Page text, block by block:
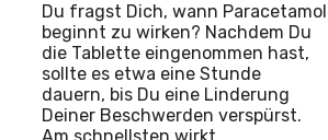
Du fragst Dich, wann Paracetamol
beginnt zu wirken? Nachdem Du
die Tablette eingenommen hast,
sollte es etwa eine Stunde
dauern, bis Du eine Linderung
Deiner Beschwerden verspürst.